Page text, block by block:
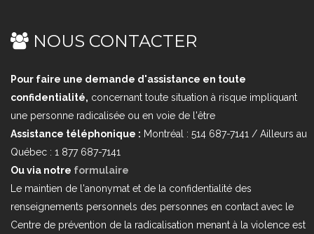
NOUS CONTACTER
Pour faire une demande d'assistance en toute
confidentialité, concernant toute situation à risque impliquant
une personne radicalisée ou en voie de l'être
Assistance téléphonique : Montréal : 514 687-7141 / Ailleurs au
Québec : 1 877 687-7141
Ou via notre formulaire
Le maintien de l'anonymat et de la confidentialité des
renseignements personnels des personnes en contact avec le
Centre de prévention de la radicalisation menant à la violence est